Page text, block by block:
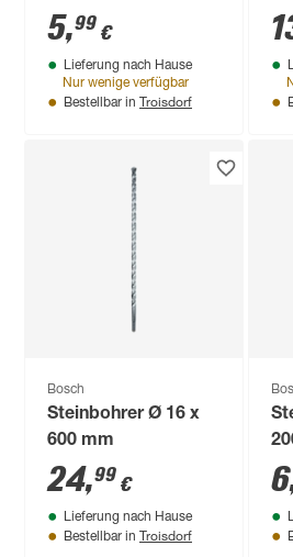
5,99 €
Lieferung nach Hause
Nur wenige verfügbar
Bestellbar in Troisdorf
Bosch
Steinbohrer Ø 16 x
600 mm
24,99 €
Lieferung nach Hause
Bestellbar in Troisdorf
6